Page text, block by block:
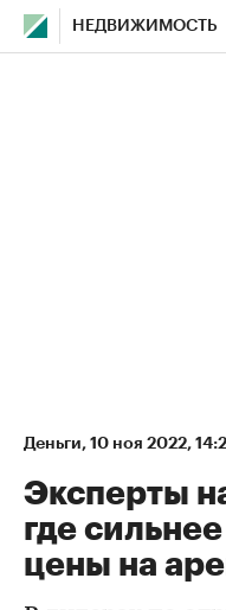
НЕДВИЖИМОСТЬ
Деньги⁠, 10 ноя 2022,
Эксперты
где
цены на